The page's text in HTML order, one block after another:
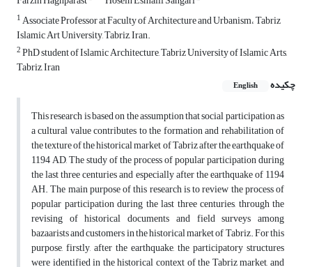
1Associate Professor at Faculty of Architecture and Urbanism، Tabriz
Islamic Art University, Tabriz, Iran.
2PhD student of Islamic Architecture, Tabriz University of Islamic Arts,
Tabriz, Iran
چکیده
English
This research is based on the assumption that social participation as
a cultural value contributes to the formation and rehabilitation of
the texture of the historical market of Tabriz after the earthquake of
1194 AD, The study of the process of popular participation during
the last three centuries and especially after the earthquake of 1194
AH. The main purpose of this research is to review the process of
popular participation during the last three centuries, through the
revising of historical documents and field surveys among
bazaarists and customers in the historical market of Tabriz. For this
purpose, firstly, after the earthquake, the participatory structures
were identified in the historical context of the Tabriz market, and